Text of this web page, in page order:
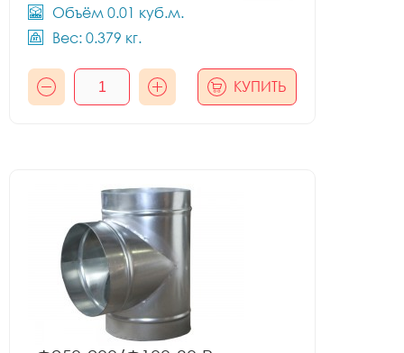
Объём 0.01 куб.м.
Вес: 0.379 кг.
КУПИТЬ